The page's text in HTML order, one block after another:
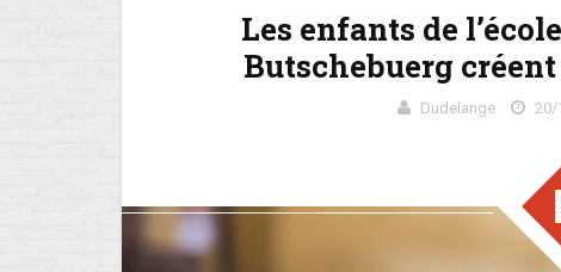
Les enfants de
Butschebuerg
Dudelange 20/